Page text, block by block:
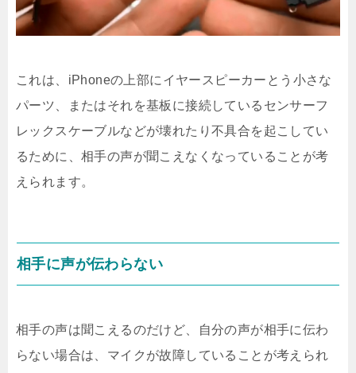
これは、iPhoneの上部にイヤースピーカーとう小さな
パーツ、またはそれを基板に接続しているセンサーフ
レックスケーブルなどが壊れたり不具合を起こしてい
るために、相手の声が聞こえなくなっていることが考
えられます。
相手に声が伝わらない
相手の声は聞こえるのだけど、自分の声が相手に伝わ
らない場合は、マイクが故障していることが考えられ